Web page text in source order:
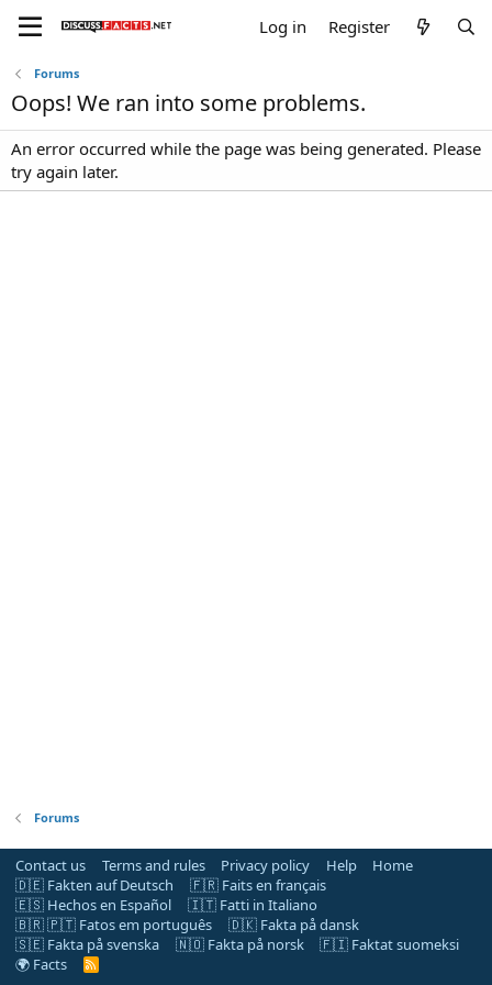
Log in Register
Forums
Oops! We ran into some problems.
An error occurred while the page was being generated. Please
try again later.
Forums
Contact us Terms and rules Privacy policy Help
Home
🇩🇪 Fakten auf Deutsch
🇫🇷 Faits en français
🇪🇸 Hechos en Español
🇮🇹 Fatti in Italiano
🇧🇷 🇵🇹 Fatos em português
🇩🇰 Fakta på dansk
🇸🇪 Fakta på svenska
🇳🇴 Fakta på norsk
🇫🇮 Faktat suomeksi
🌍 Facts
R